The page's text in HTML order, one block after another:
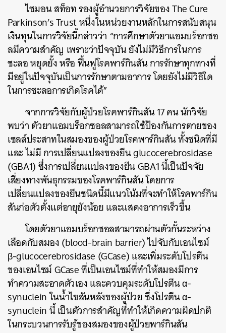
ไซมอนสท็อทรองผู้อำนวยการวิจัยของThe Cure
Parkinson’s Trustหนึ่งในหน่วยงานหลักในการสนับสนุน
เงินทุนในการวิจัยนี้กล่าวว่า “การศึกษาตัวยาแอมบร็อกซอ
ลมีความสำคัญ เพราะว่าปัจจุบันยังไม่มีวิธีการในการ
ชะลอหยุดยั้งหรือฟื้นฟูโรคพาร์กินสันการรักษาทุกทางที่
มีอยู่ในปัจจุบันเป็นการรักษาตามอาการโดยยังไม่มีวิธีใด
ในการชะลอการเกิดโรคได้”
จากการวิจัยกับผู้ป่วยโรคพาร์กินสัน17คนนักวิจัย
พบว่าตัวยาแอมบร็อกซอลสามารถใช้ป้องกันการตายของ
เซลล์ประสาทในสมองของผู้ป่วยโรคพาร์กินสันทั้งชนิดที่มี
และไม่มีการเปลี่ยนแปลงของยีนglucocerebrosidase
(GBA1)ซึ่งการเปลี่ยนแปลงของยีนGBA1นี้เป็นปัจจัย
เสี่ยงทางพันธุกรรมของโรคพาร์กินสันโดยการ
เปลี่ยนแปลงของยีนชนิดนี้มีแนวโน้มที่จะทำให้โรคพาร์กิน
สันก่อตัวตั้งแต่อายุยังน้อยและแสดงอาการเร็วขึ้น
โดยตัวยาแอมบร็อกซอลสามารถผ่านตัวกั้นระหว่าง
เลือดกับสมอง(blood-brain barrier)ไปจับกับเอนไซม์
β-glucocerebrosidase (GCase)และเพิ่มระดับโปรตีน
ของเอนไซม์GCaseที่เป็นเอนไซม์ที่ทำให้สมองมีการ
ทำความสะอาดตัวเองและควบคุมระดับโปรตีนα-
synucleinในน้ำไขสันหลังของผู้ป่วยซึ่งโปรตีนα-
synucleinนี้เป็นตัวการสำคัญที่ทำให้เกิดความผิดปกติ
ในกระบวนการรับรู้ของสมองของผู้ป่วยพาร์กินสัน